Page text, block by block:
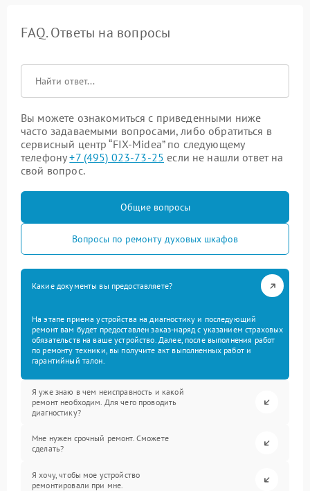
FAQ. Ответы на вопросы
Вы можете ознакомиться с приведенными ниже
часто задаваемыми вопросами, либо обратиться в
сервисный центр “FIX-Midea” по следующему
телефону+7 (495) 023-73-25 если не нашли ответ на
свой вопрос.
Общие вопросы
Вопросы по ремонту духовых шкафов
Какие документы вы предоставляете?
На этапе приема устройства на диагностику и последующий
ремонт вам будет предоставлен заказ-наряд с указанием страховых
обязательств на ваше устройство. Далее, после выполнения работ
по ремонту техники, вы получите акт выполненных работ и
гарантийный талон.
Я уже знаю в чем неисправность и какой
ремонт необходим. Для чего проводить
диагностику?
Мне нужен срочный ремонт. Сможете
сделать?
Я хочу, чтобы мое устройство
ремонтировали при мне.